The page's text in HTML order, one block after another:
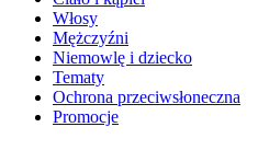
Włosy
Mężczyźni
Niemowlę i dziecko
Tematy
Ochrona przeciwsłoneczna
Promocje